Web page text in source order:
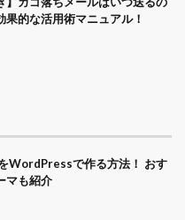
果的な活用術マニュアル！
WordPressで作る方法！ おす
マも紹介